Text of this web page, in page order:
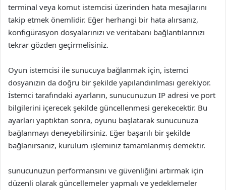
terminal veya komut istemcisi üzerinden hata mesajlarını
takip etmek önemlidir. Eğer herhangi bir hata alırsanız,
konfigürasyon dosyalarınızı ve veritabanı bağlantılarınızı
tekrar gözden geçirmelisiniz.
Oyun istemcisi ile sunucuya bağlanmak için, istemci
dosyanızın da doğru bir şekilde yapılandırılması gerekiyor.
İstemci tarafındaki ayarların, sunucunuzun IP adresi ve port
bilgilerini içerecek şekilde güncellenmesi gerekecektir. Bu
ayarları yaptıktan sonra, oyunu başlatarak sunucunuza
bağlanmayı deneyebilirsiniz. Eğer başarılı bir şekilde
bağlanırsanız, kurulum işleminiz tamamlanmış demektir.
sunucunuzun performansını ve güvenliğini artırmak için
düzenli olarak güncellemeler yapmalı ve yedeklemeler